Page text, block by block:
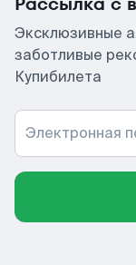
Эксклюзивные
заботливые
Купибилета
Электронная